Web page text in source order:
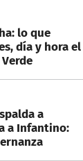
lo que
día y hora el
a
a Infantino: